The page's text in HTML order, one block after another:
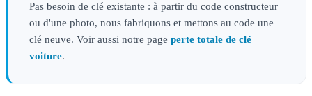
Pas besoin de clé existante : à partir du code constructeur
ou d'une photo, nous fabriquons et mettons au code une
clé neuve. Voir aussi notre page perte totale de clé
voiture.